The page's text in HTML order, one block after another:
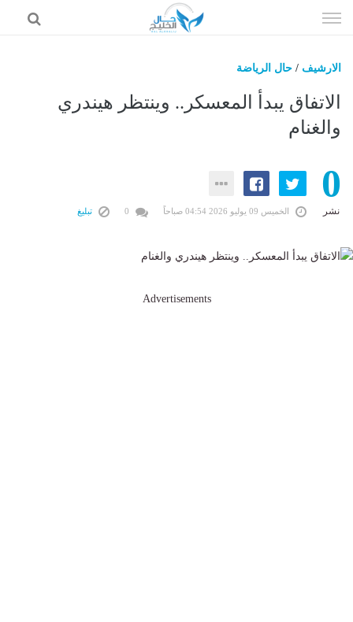
الى
الارشيف / حال الرياضة
الاتفاق يبدأ المعسكر.. وينتظر هيندري
والغنام
0
نشر الخميس 09 يوليو 2026 04:54 صباحاً تبليغ
Advertisements
حال السعودية